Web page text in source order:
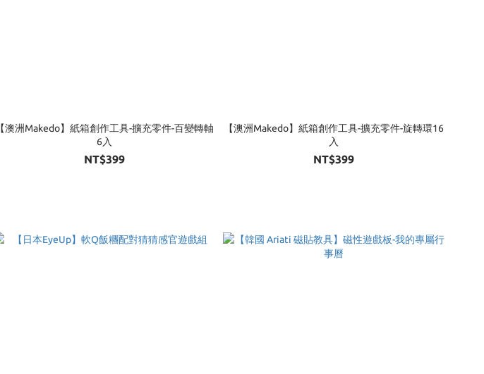
【澳洲Makedo】紙箱創作工具-擴充零件-百變轉軸
6入
NT$399
【澳洲Makedo】紙箱創作工具-擴充零件-旋轉環16
入
NT$399